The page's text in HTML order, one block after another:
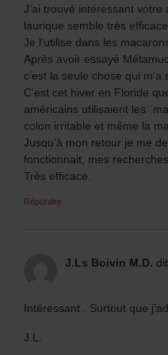
J’ai trouvé intéressant votre
laurique semble très
Je l’utilise dans les
Après avoir essayé
c’est la seule chose qui m’a
C’est cet hiver en Floride
américains utilisaient les
colon irritable et même la
Jusqu’à mon retour je me
fonctionnait, mes
Très efficace.
Répondre
J.Ls Boivin M.D.
Intéressant . Surtout que
J.L.